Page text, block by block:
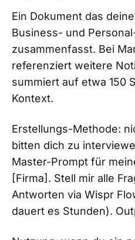
Ein Dokument das
Business- und
zusammenfasst. Bei
referenziert weitere
summiert auf etwa 150
Kontext.
Erstellungs-Methode:
bitten dich zu
Master-Prompt für
[Firma]. Stell mir alle
Antworten via Wispr
dauert es Stunden).